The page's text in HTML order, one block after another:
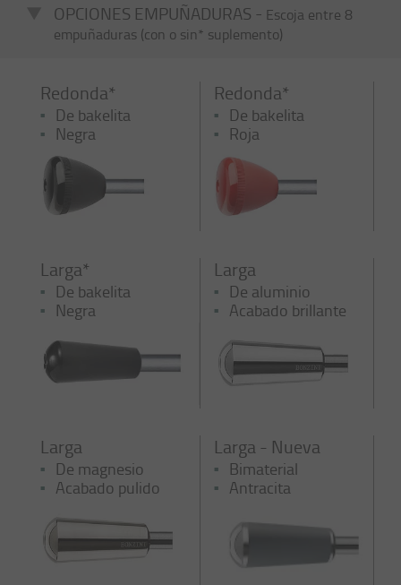
OPCIONES EMPUÑADURAS - Escoja entre 8
empuñaduras (con o sin* suplemento)
Redonda*
De bakelita
Negra
Redonda*
De bakelita
Roja
Larga*
De bakelita
Negra
Larga
De aluminio
Acabado brillante
Larga
De magnesio
Acabado pulido
Larga - Nueva
Bimaterial
Antracita